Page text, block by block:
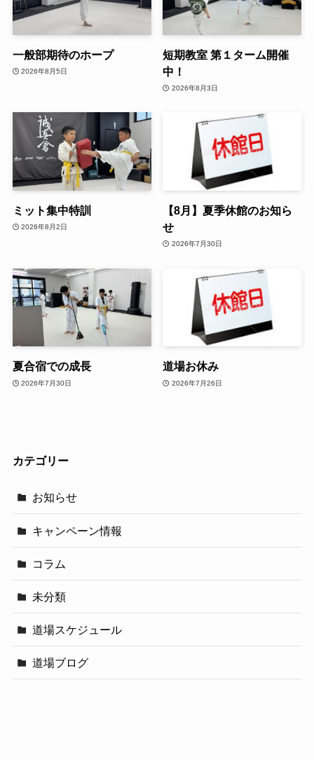
一般部期待のホープ
2026年8月5日
短期教室 第１ターム開催
中！
2026年8月3日
ミット集中特訓
2026年8月2日
【8月】夏季休館のお知ら
せ
2026年7月30日
夏合宿での成長
2026年7月30日
道場お休み
2026年7月26日
カテゴリー
お知らせ
キャンペーン情報
コラム
未分類
道場スケジュール
道場ブログ